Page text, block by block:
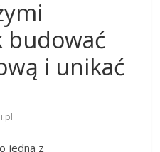
budować
i unikać
jedna z